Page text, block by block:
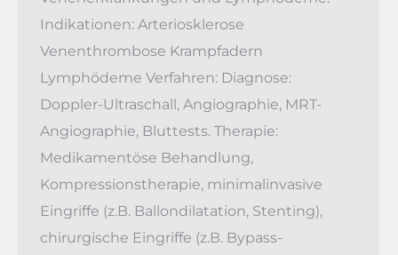
Indikationen: Arteriosklerose
Venenthrombose Krampfadern
Lymphödeme Verfahren: Diagnose:
Doppler-Ultraschall, Angiographie, MRT-
Angiographie, Bluttests. Therapie:
Medikamentöse Behandlung,
Kompressionstherapie, minimalinvasive
Eingriffe (z.B. Ballondilatation, Stenting),
chirurgische Eingriffe (z.B. Bypass-